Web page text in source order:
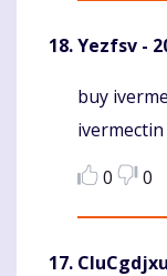
Yezfsv -
buy
0
0
CluCgdjxu